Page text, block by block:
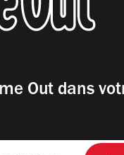
Out dans